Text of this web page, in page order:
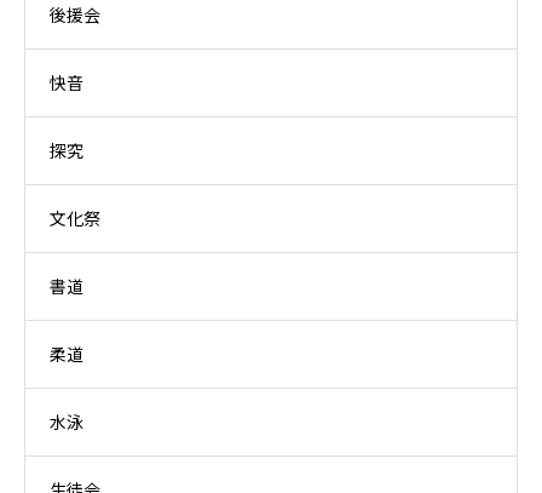
後援会
快音
探究
文化祭
書道
柔道
水泳